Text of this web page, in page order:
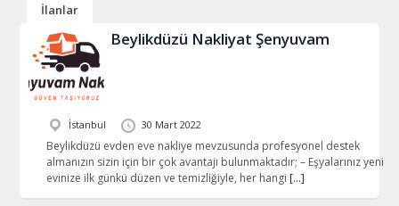
İlanlar
Beylikdüzü Nakliyat Şenyuvam
İstanbul 30 Mart 2022
Beylikdüzü evden eve nakliye mevzusunda profesyonel destek
almanızın sizin için bir çok avantajı bulunmaktadır; – Eşyalarınız yeni
evinize ilk günkü düzen ve temizliğiyle, her hangi […]